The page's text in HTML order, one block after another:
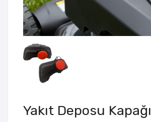
Yakıt Deposu Kapağı